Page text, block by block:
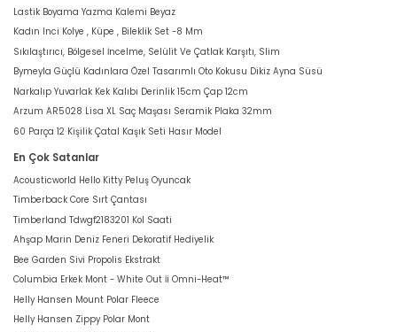
Lastik Boyama Yazma Kalemi Beyaz
Kadın Inci Kolye , Küpe , Bileklik Set -8 Mm
Sıkılaştırıcı, Bölgesel İncelme, Selülit Ve Çatlak Karşıtı, Slim
Bymeyla Güçlü Kadınlara Özel Tasarımlı Oto Kokusu Dikiz Ayna Süsü
Narkalıp Yuvarlak Kek Kalıbı Derinlik 15cm Çap 12cm
Arzum AR5028 Lisa XL Saç Maşası Seramik Plaka 32mm
60 Parça 12 Kişilik Çatal Kaşık Seti Hasır Model
En Çok Satanlar
Acousticworld Hello Kitty Peluş Oyuncak
Timberback Core Sırt Çantası
Timberland Tdwgf2183201 Kol Saati
Ahşap Marin Deniz Feneri Dekoratif Hediyelik
Bee Garden Sivi Propolis Ekstrakt
Columbia Erkek Mont - White Out İi Omni-Heat™
Helly Hansen Mount Polar Fleece
Helly Hansen Zippy Polar Mont